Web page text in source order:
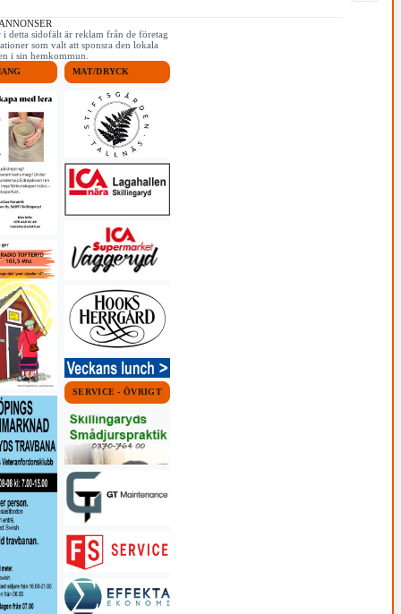
i detta sidofält är reklam från de företag
som valt att sponsra den lokala
i sin hemkommun.
MAT/DRYCK
SERVICE - ÖVRIGT